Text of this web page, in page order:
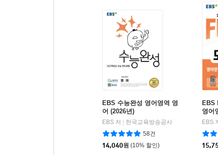
EBS 수능완성 영어영역 영
어 (2026년)
EBS 저
한국교육방송공사
58건
14,040원 (10% 할인)
EBS
영어
EBS